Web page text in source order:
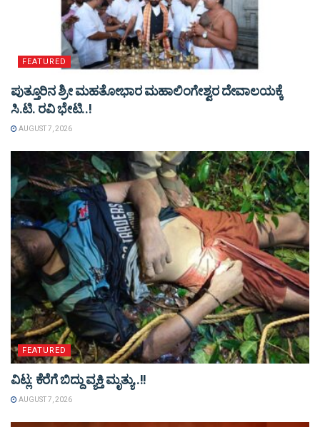
FEATURED
ಪುತ್ತೂರಿನ ಶ್ರೀ ಮಹತೋಭಾರ ಮಹಾಲಿಂಗೇಶ್ವರ ದೇವಾಲಯಕ್ಕೆ
ಸಿ.ಟಿ. ರವಿ ಭೇಟಿ..!
AUGUST 7, 2026
FEATURED
ವಿಟ್ಲ: ಕೆರೆಗೆ ಬಿದ್ದು ವ್ಯಕ್ತಿ ಮೃತ್ಯು..!!
AUGUST 7, 2026